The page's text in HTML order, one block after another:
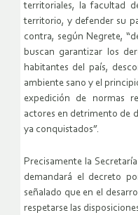
territoriales, la facultad
territorio, y defender su
contra, según Negrete,
buscan garantizar los
habitantes del país,
ambiente sano y el
expedición de normas
actores en detrimento de
ya conquistados”.
Precisamente la
demandará el decreto
señalado que en el
respetarse las